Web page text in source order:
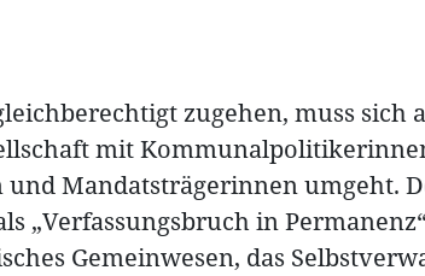
zugehen, muss sich
mit
Mandatsträgerinnen umgeht.
„Verfassungsbruch in
Gemeinwesen, das